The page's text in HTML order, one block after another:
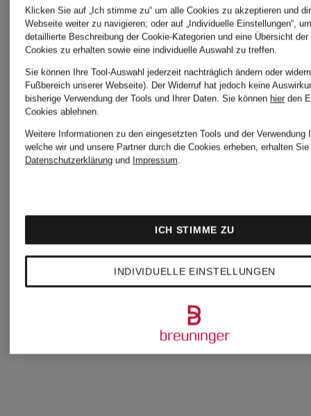
WELLENSTEYN
Steppjacke
mit
abnehmbarer
Kapuze
179,99 €
SHORT
mit
179,99 €
Klicken Sie auf „Ich stimme zu“ um alle Cookies zu akzeptieren und
Webseite weiter zu navigieren; oder auf „Individuelle Einstellungen“,
detaillierte Beschreibung der Cookie-Kategorien und eine Übersicht
Cookies zu erhalten sowie eine individuelle Auswahl zu treffen.
Sie können Ihre Tool-Auswahl jederzeit nachträglich ändern oder
Fußbereich unserer Webseite). Der Widerruf hat jedoch keine
bisherige Verwendung der Tools und Ihrer Daten. Sie können hier den
Cookies ablehnen.
Weitere Informationen zu den eingesetzten Tools und der Verwendung
welche wir und unsere Partner durch die Cookies erheben, erhalten
Datenschutzerklärung und Impressum.
INDIVIDUELLE EINSTELLUNGEN
ICH STIMME ZU